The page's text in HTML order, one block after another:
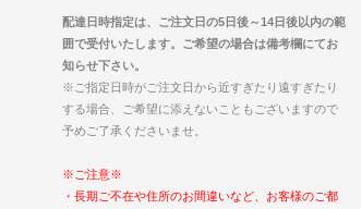
配達日時指定は、ご注文日の5日後～14日後以内の範
囲で受付いたします。ご希望の場合は備考欄にてお
知らせ下さい。
※ご指定日時がご注文日から近すぎたり遠すぎたり
する場合、ご希望に添えないこともございますので
予めご了承くださいませ。
※ご注意※
・長期ご不在や住所のお間違いなど、お客様のご都